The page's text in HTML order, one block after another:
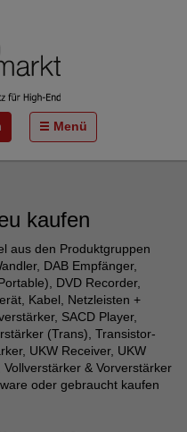
Menü
kaufen
aus den Produktgruppen
DAB Empfänger,
DVD Recorder,
Kabel, Netzleisten +
SACD Player,
(Trans), Transistor-
UKW Receiver, UKW
& Vorverstärker
oder gebraucht kaufen